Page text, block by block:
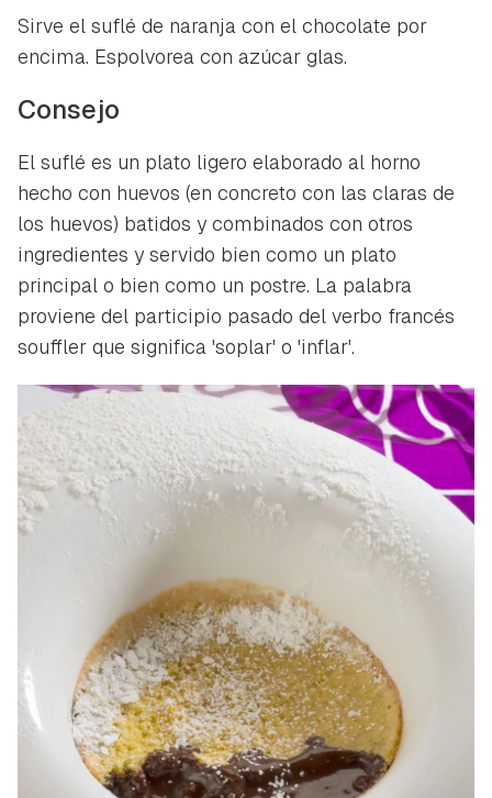
INICIAR SESIÓN
Sirve el suflé de naranja con el chocolate por
encima. Espolvorea con azúcar glas.
Consejo
El suflé es un plato ligero elaborado al horno
hecho con huevos (en concreto con las claras de
los huevos) batidos y combinados con otros
ingredientes y servido bien como un plato
principal o bien como un postre. La palabra
proviene del participio pasado del verbo francés
souffler que significa 'soplar' o 'inflar'.
ACEPTAR